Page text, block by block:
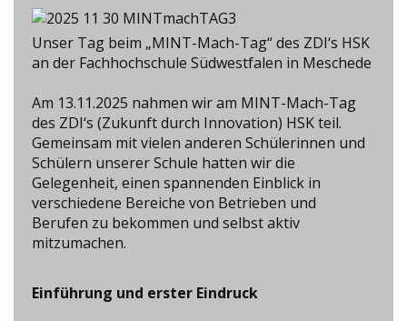
Unser Tag beim „MINT-Mach-Tag“ des ZDI‘s HSK
an der Fachhochschule Südwestfalen in Meschede
Am 13.11.2025 nahmen wir am MINT-Mach-Tag
des ZDI‘s (Zukunft durch Innovation) HSK teil.
Gemeinsam mit vielen anderen Schülerinnen und
Schülern unserer Schule hatten wir die
Gelegenheit, einen spannenden Einblick in
verschiedene Bereiche von Betrieben und
Berufen zu bekommen und selbst aktiv
mitzumachen.
Einführung und erster Eindruck